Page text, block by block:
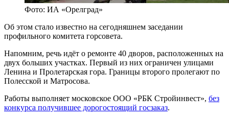
Фото: ИА «Орелград»
Об этом стало известно на сегодняшнем заседании
профильного комитета горсовета.
Напомним, речь идёт о ремонте 40 дворов, расположенных на
двух больших участках. Первый из них ограничен улицами
Ленина и Пролетарская гора. Границы второго пролегают по
Полесской и Матросова.
Работы выполняет московское ООО «РБК Стройинвест», без
конкурса получившее дорогостоящий госзаказ.